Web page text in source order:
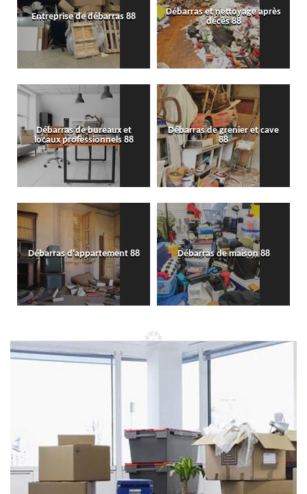
Entreprise de débarras 88
Débarras et nettoyage après
décès 88
Débarras de bureaux et
locaux professionnels 88
Débarras de grenier et cave
88
Débarras d'appartement 88 Débarras de maison 88